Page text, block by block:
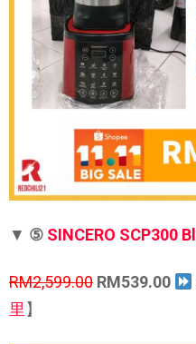
▼ ⑤ SINCERO SCP300
RM2,599.00 RM539.00
里 】